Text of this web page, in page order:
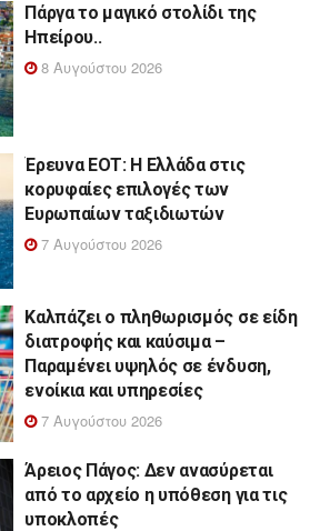
Πάργα το μαγικό στολίδι της
Ηπείρου..
8 Αυγούστου 2026
Έρευνα ΕΟΤ: Η Ελλάδα στις
κορυφαίες επιλογές των
Ευρωπαίων ταξιδιωτών
7 Αυγούστου 2026
Καλπάζει ο πληθωρισμός σε είδη
διατροφής και καύσιμα –
Παραμένει υψηλός σε ένδυση,
ενοίκια και υπηρεσίες
7 Αυγούστου 2026
Άρειος Πάγος: Δεν ανασύρεται
από το αρχείο η υπόθεση για τις
υποκλοπές